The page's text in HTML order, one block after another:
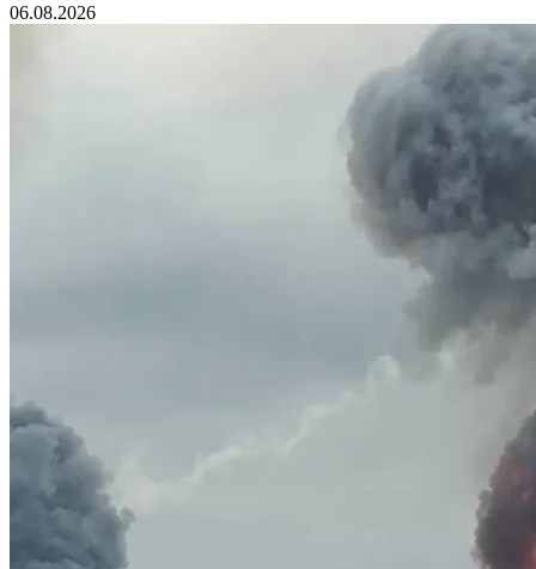
06.08.2026